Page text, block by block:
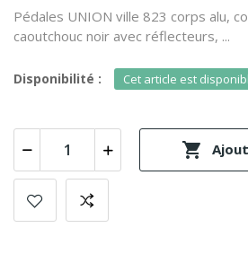
Pédales UNION ville 823 corps alu,
caoutchouc noir avec réflecteurs, ...
Disponibilité : Cet article est
